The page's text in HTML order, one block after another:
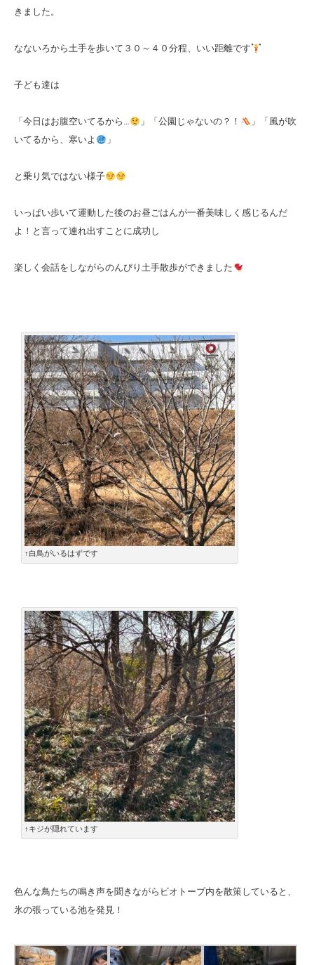
きました。
なないろから土手を歩いて３０～４０分程、いい距離です
子ども達は
「今日はお腹空いてるから… 」「公園じゃないの？！
」「風が吹
いてるから、寒いよ
」
と乗り気ではない様子
いっぱい歩いて運動した後のお昼ごはんが一番美味しく感じるんだ
よ！と言って連れ出すことに成功し
楽しく会話をしながらのんびり土手散歩ができました
↑白鳥がいるはずです
↑キジが隠れています
色んな鳥たちの鳴き声を聞きながらビオトープ内を散策していると、
氷の張っている池を発見！